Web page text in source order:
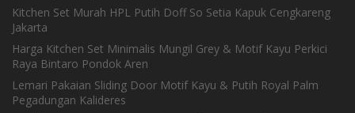
Kitchen Set Murah HPL Putih Doff So Setia Kapuk Cengkareng
Jakarta
Harga Kitchen Set Minimalis Mungil Grey & Motif Kayu Perkici
Raya Bintaro Pondok Aren
Lemari Pakaian Sliding Door Motif Kayu & Putih Royal Palm
Pegadungan Kalideres